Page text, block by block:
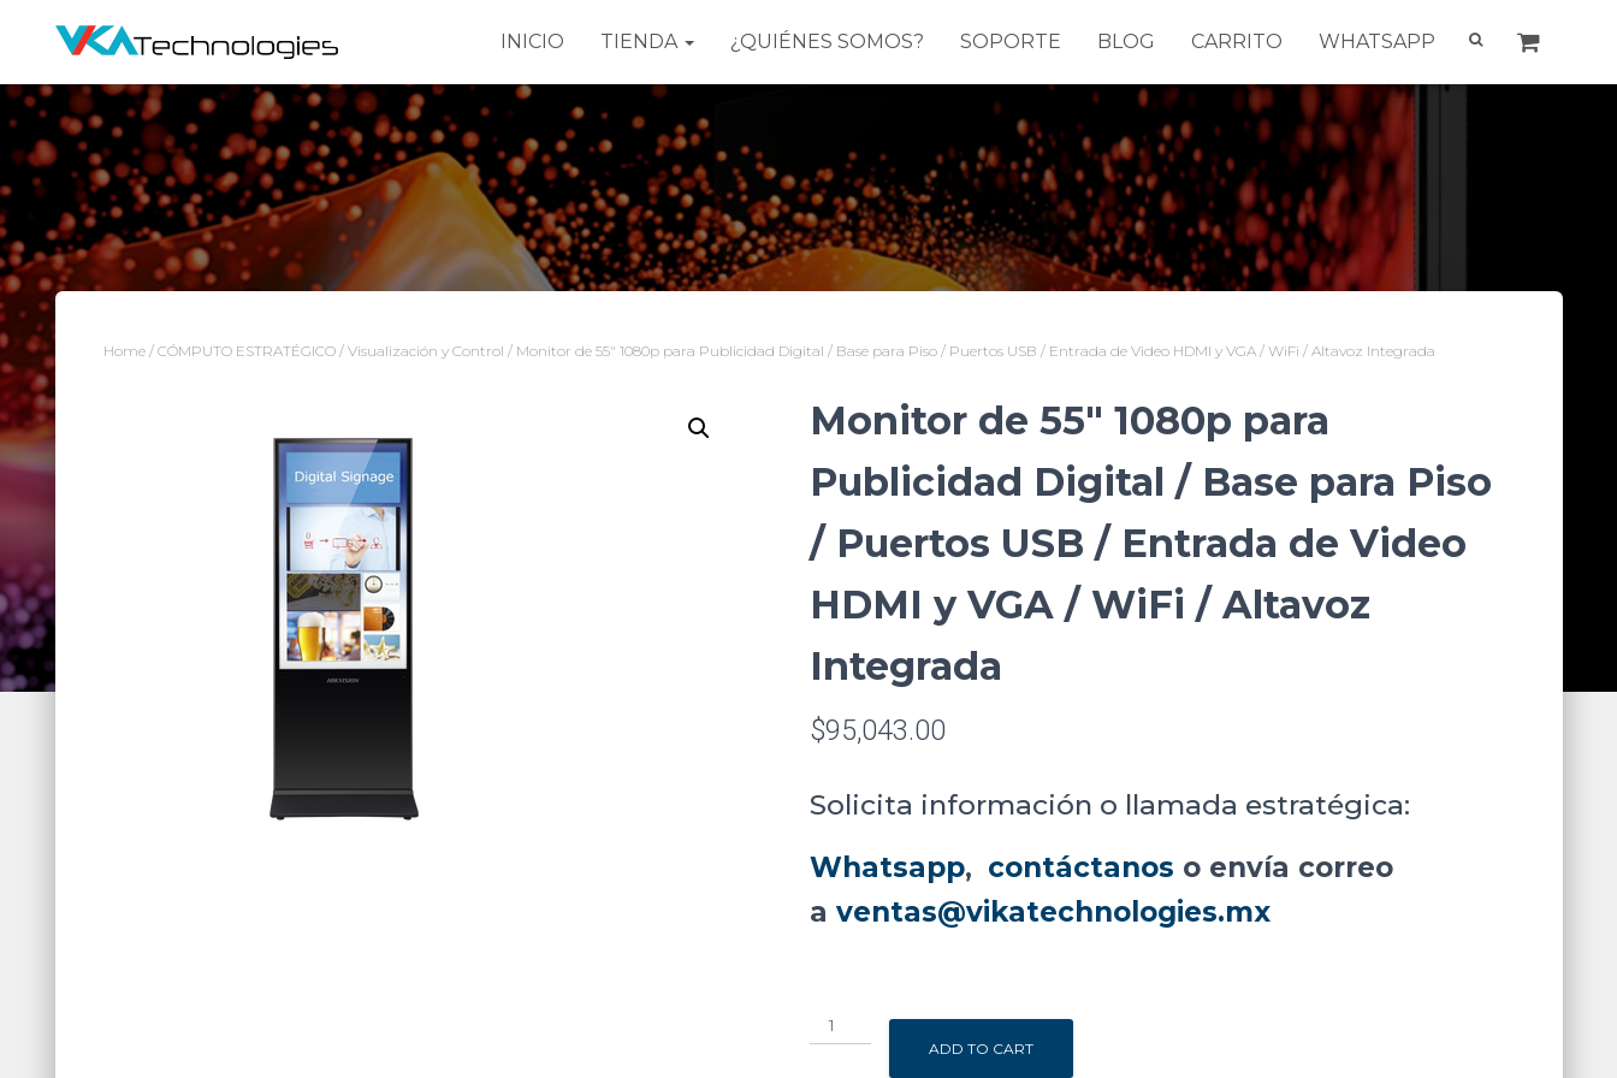
INICIO TIENDA ¿QUIÉNES SOMOS? SOPORTE BLOG CARRITO WHATSAPP
Home/ CÓMPUTO ESTRATÉGICO/ Visualización y Control / Monitor de 55″ 1080p para Publicidad Digital / Base para Piso / Puertos USB / Entrada de Video HDMI y VGA / WiFi / Altavoz Integrada
Monitor de 55″ 1080p para
Publicidad Digital / Base para Piso
/ Puertos USB / Entrada de Video
HDMI y VGA / WiFi / Altavoz
Integrada
$95,043.00
Solicita información o llamada estratégica:
Whatsapp, contáctanos o envía correo
aventas@vikatechnologies.mx
Monitor
de
ADD TO CART